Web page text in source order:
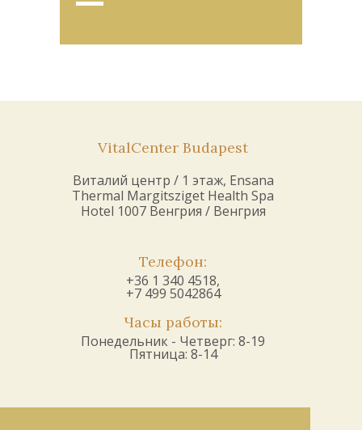
VitalCenter Budapest
Виталий центр / 1 этаж, Ensana
Thermal Margitsziget Health Spa
Hotel 1007 Венгрия / Венгрия
Телефон:
+36 1 340 4518,
+7 499 5042864
Часы работы:
Понедельник - Четверг: 8-19
Пятница: 8-14